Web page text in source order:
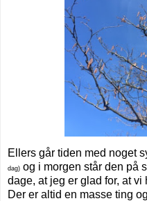
Ellers går tiden med noget
dag) og i morgen står den på
dage, at jeg er glad for, at
Der er altid en masse ting